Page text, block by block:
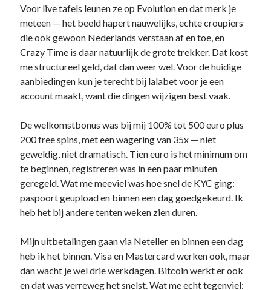
Voor live tafels leunen ze op Evolution en dat merk je
meteen — het beeld hapert nauwelijks, echte croupiers
die ook gewoon Nederlands verstaan af en toe, en
Crazy Time is daar natuurlijk de grote trekker. Dat kost
me structureel geld, dat dan weer wel. Voor de huidige
aanbiedingen kun je terecht bij lalabetvoor je een
account maakt, want die dingen wijzigen best vaak.
De welkomstbonus was bij mij 100% tot 500 euro plus
200 free spins, met een wagering van 35x — niet
geweldig, niet dramatisch. Tien euro is het minimum om
te beginnen, registreren was in een paar minuten
geregeld. Wat me meeviel was hoe snel de KYC ging:
paspoort geupload en binnen een dag goedgekeurd. Ik
heb het bij andere tenten weken zien duren.
Mijn uitbetalingen gaan via Neteller en binnen een dag
heb ik het binnen. Visa en Mastercard werken ook, maar
dan wacht je wel drie werkdagen. Bitcoin werkt er ook
en dat was verreweg het snelst. Wat me echt tegenviel: